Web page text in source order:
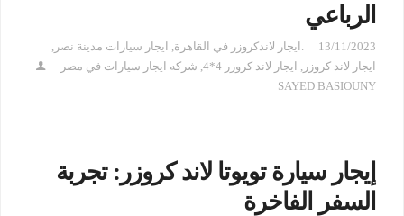
الرباعي
13/11/2023 .ايجار لاندكروزر في القاهرة, ايجار سيارات مدينة نصر ,
ايجار لاند كروزر , ايجار لاند كروزر 4*4 , شركه ايجار سيارات في مصر
SAYED BASIOUNY
إيجار سيارة تويوتا لاند كروزر: تجربة
السفر الفاخرة